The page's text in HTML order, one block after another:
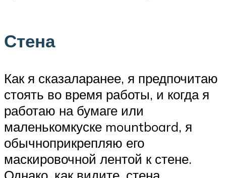
Стена
Как я сказаларанее, я предпочитаю
стоять во время работы, и когда я
работаю на бумаге или
маленькомкуске mountboard, я
обычноприкрепляю его
маскировочной лентой к стене.
Однако, как видите, стена